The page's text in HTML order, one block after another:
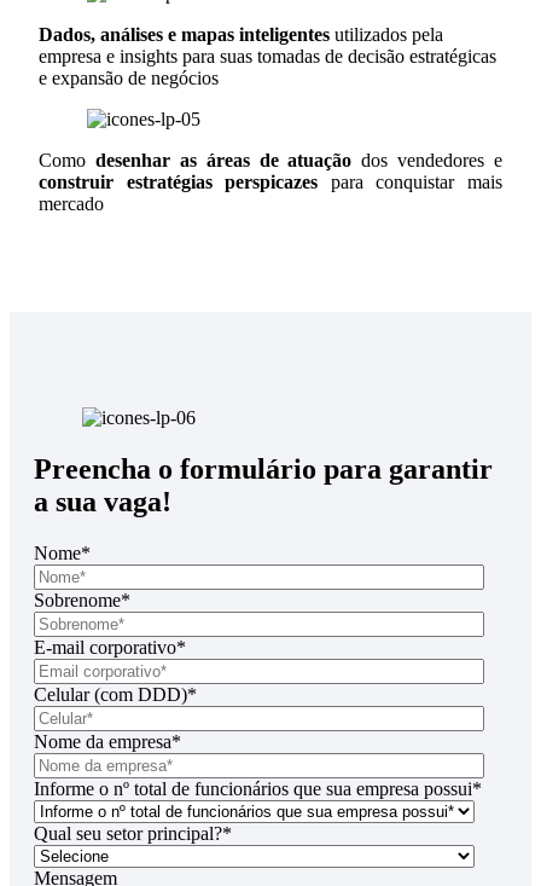
Dados, análises e mapas inteligentes utilizados pela
empresa e insights para suas tomadas de decisão estratégicas
e expansão de negócios
Como desenhar as áreas de atuação dos vendedores e
construir estratégias perspicazes para conquistar mais
mercado
Preencha o formulário para garantir
a sua vaga!
Nome*
Sobrenome*
E-mail corporativo*
Celular (com DDD)*
Nome da empresa*
Informe o nº total de funcionários que sua empresa possui*
Qual seu setor principal?*
Mensagem